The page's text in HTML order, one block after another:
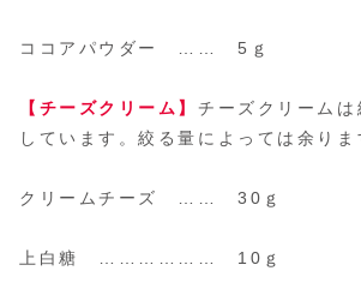
ココアパウダー …… 5ｇ
【チーズクリーム】チーズクリームは
しています。絞る量によっては余りま
クリームチーズ …… 30ｇ
上白糖 ……………… 10ｇ